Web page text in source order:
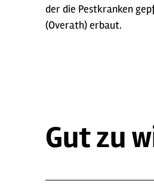
der die Pestkranken
(Overath) erbaut.
Gut zu